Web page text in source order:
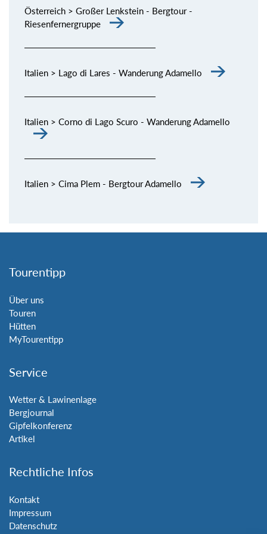
Österreich > Großer Lenkstein - Bergtour -
Riesenfernergruppe
Italien > Lago di Lares - Wanderung Adamello
Italien > Corno di Lago Scuro - Wanderung Adamello
Italien > Cima Plem - Bergtour Adamello
Tourentipp
Über uns
Touren
Hütten
MyTourentipp
Service
Wetter & Lawinenlage
Bergjournal
Gipfelkonferenz
Artikel
Rechtliche Infos
Kontakt
Impressum
Datenschutz